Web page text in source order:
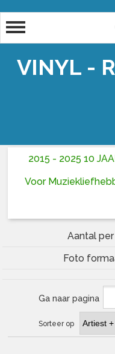
VINYL -
2015 - 2025 10
Voor
Aantal
Foto
Ga naar pagina
Sorteer op